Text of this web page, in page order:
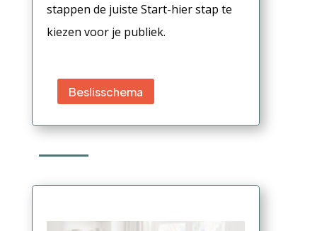
stappen de juiste Start-hier stap te
kiezen voor je publiek.
Beslisschema